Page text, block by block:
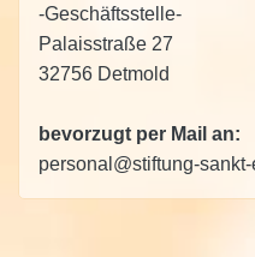
-Geschäftsstelle-
Palaisstraße 27
32756 Detmold
bevorzugt per Mail an:
personal@stiftung-